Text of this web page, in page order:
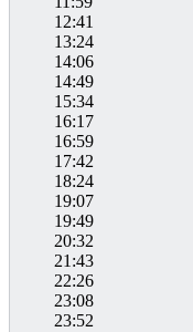
12:41
13:24
14:06
14:49
15:34
16:17
16:59
17:42
18:24
19:07
19:49
20:32
21:43
22:26
23:08
23:52